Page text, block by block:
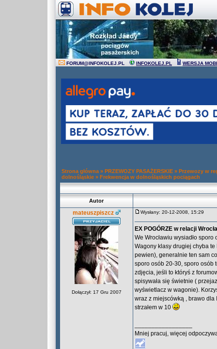
FORUM@INFOKOLEJ.PL INFOKOLEJ.PL WERSJA
Strona główna » PRZEWOZY PASAŻERSKIE » Przewozy w
dolnośląskie » Frekwencja w dolnośląskich pociągach
Autor
mateuszpiszcz
Dołączył: 17 Gru 2007
Wysłany: 20-12-2008, 15:29
EX POGÓRZE w relacji
We Wrocławiu wysiadło sporo
Wagony klasy drugiej chyba te
pewien), generalnie ten sam
sporo osób 20-30, sporo osób
zdjęcia, jeśli to któryś z
spisywała się świetnie (
wyświetlacz w wagonie).
wraz z miejscówką , brawo dla
strzałem w 10
Mniej pracuj, więcej